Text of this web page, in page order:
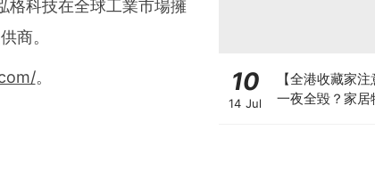
格科技在全球工業市場擁
商。
。 10
14 Jul
【全港收藏家
一夜全毀？家居